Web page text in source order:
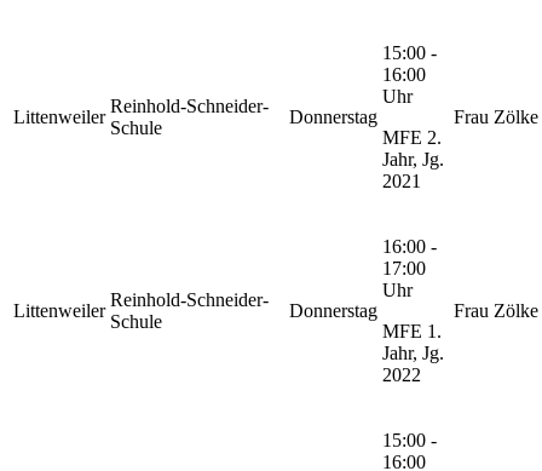
Littenweiler
Reinhold-Schneider-
Schule
Donnerstag
15:00 -
16:00
Uhr
MFE 2.
Jahr, Jg.
2021
Frau Zölke
Littenweiler
Reinhold-Schneider-
Schule
Donnerstag
16:00 -
17:00
Uhr
MFE 1.
Jahr, Jg.
2022
Frau Zölke
15:00 -
16:00